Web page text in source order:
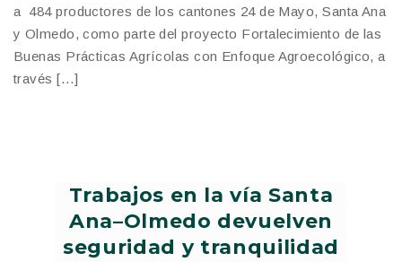
a 484 productores de los cantones 24 de Mayo, Santa Ana
y Olmedo, como parte del proyecto Fortalecimiento de las
Buenas Prácticas Agrícolas con Enfoque Agroecológico, a
través […]
Trabajos en la vía Santa
Ana–Olmedo devuelven
seguridad y tranquilidad